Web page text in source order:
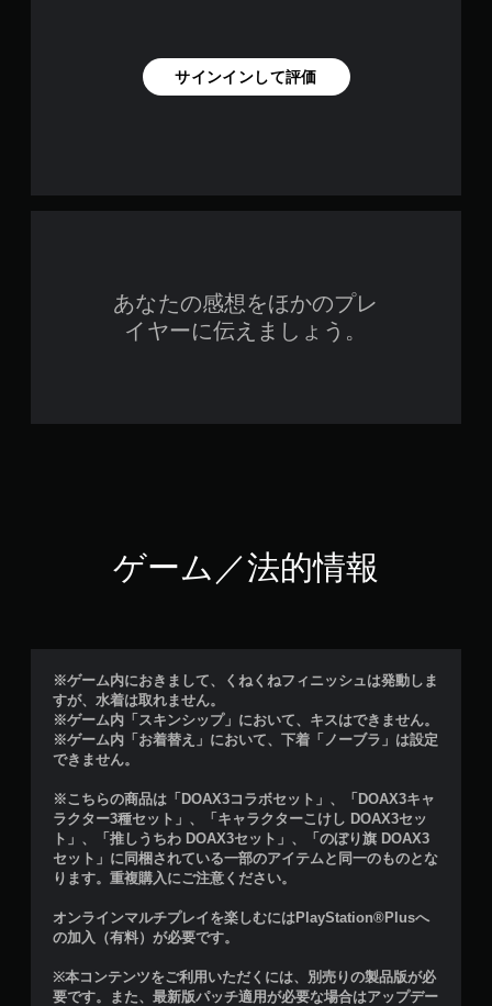
サインインして評価
あなたの感想をほかのプレ
イヤーに伝えましょう。
ゲーム／法的情報
※ゲーム内におきまして、くねくねフィニッシュは発動しま
すが、水着は取れません。
※ゲーム内「スキンシップ」において、キスはできません。
※ゲーム内「お着替え」において、下着「ノーブラ」は設定
できません。
※こちらの商品は「DOAX3コラボセット」、「DOAX3キャ
ラクター3種セット」、「キャラクターこけし DOAX3セッ
ト」、「推しうちわ DOAX3セット」、「のぼり旗 DOAX3
セット」に同梱されている一部のアイテムと同一のものとな
ります。重複購入にご注意ください。
オンラインマルチプレイを楽しむにはPlayStation®Plusへ
の加入（有料）が必要です。
※本コンテンツをご利用いただくには、別売りの製品版が必
要です。また、最新版パッチ適用が必要な場合はアップデー